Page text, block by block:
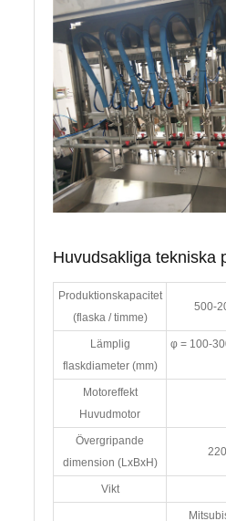
Huvudsakliga tekniska
Produktionskapacitet
(flaska / timme)
500-
Lämplig
flaskdiameter (mm)
φ = 100-
Motoreffekt
Huvudmotor
Övergripande
dimension (LxBxH)
Vikt